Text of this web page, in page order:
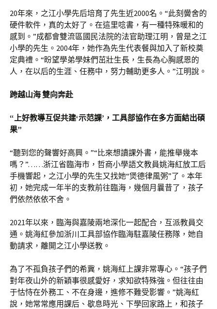
20年來，之江小學先后培育了先生近2000名。“此刻黌舍的
硬件軟件，真的太好了。在這里唸書，有一種特殊暖和的
感到。”成都會雙流區國民法院的法官助理江明，曾是之江
小學的先生。2004年，她作為先生代表餐與加入了新校奠
定典禮。“盼望學弟學妹們茁壯生長，生長為心胸感恩的
人，在以后的生涯、任務中，努力輔助更多人。”江明說。
跨越山海 雙向奔赴
“上好教導互促共建‘示范課’，工具部協作在多方面結出碩
果”
“聽到您的聲響好高興。”“比來想讀課外書，能推舉幾本
嗎？”……浙江省臨海市，哲商小學語文教員姚海紅放工后
手機響起，之江小學的先生又找她“煲德律風粥”了。本年
初，她完成一年半的支教前往臨海，幾個月曩昔了，孩子
們依然依依不舍。
2021年以來，臨海與嘉陵兩地深化一起配合，互派教員交
通。姚海紅參加浙川工具部協作臨海駐嘉陵任務隊，她自
動請求，離開之江小學送教。
為了不孤負孩子們的希冀，姚海紅上課非常專心。“孩子們
對年夜山外的新穎事很感愛好，求知欲特殊強。但往往由
于怙恃在外務工、不在身邊，進修不難受影響。”姚海紅
說，她常常應用課后、歇息時光、下學回家路上，和孩子